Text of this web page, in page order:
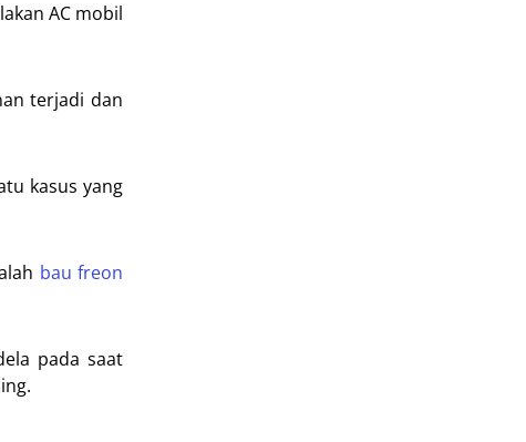
AC mobil
terjadi dan
kasus yang
bau freon
pada saat